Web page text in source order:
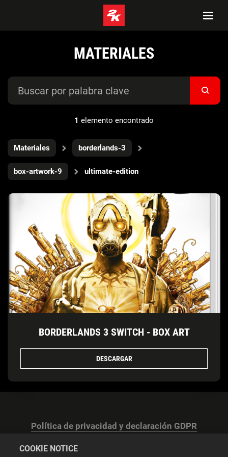
MATERIALES
1 elemento encontrado
Materiales borderlands-3
box-artwork-9 ultimate-edition
BORDERLANDS 3 SWITCH - BOX ART
DESCARGAR
Política de privacidad y declaración GDPR
COOKIE NOTICE